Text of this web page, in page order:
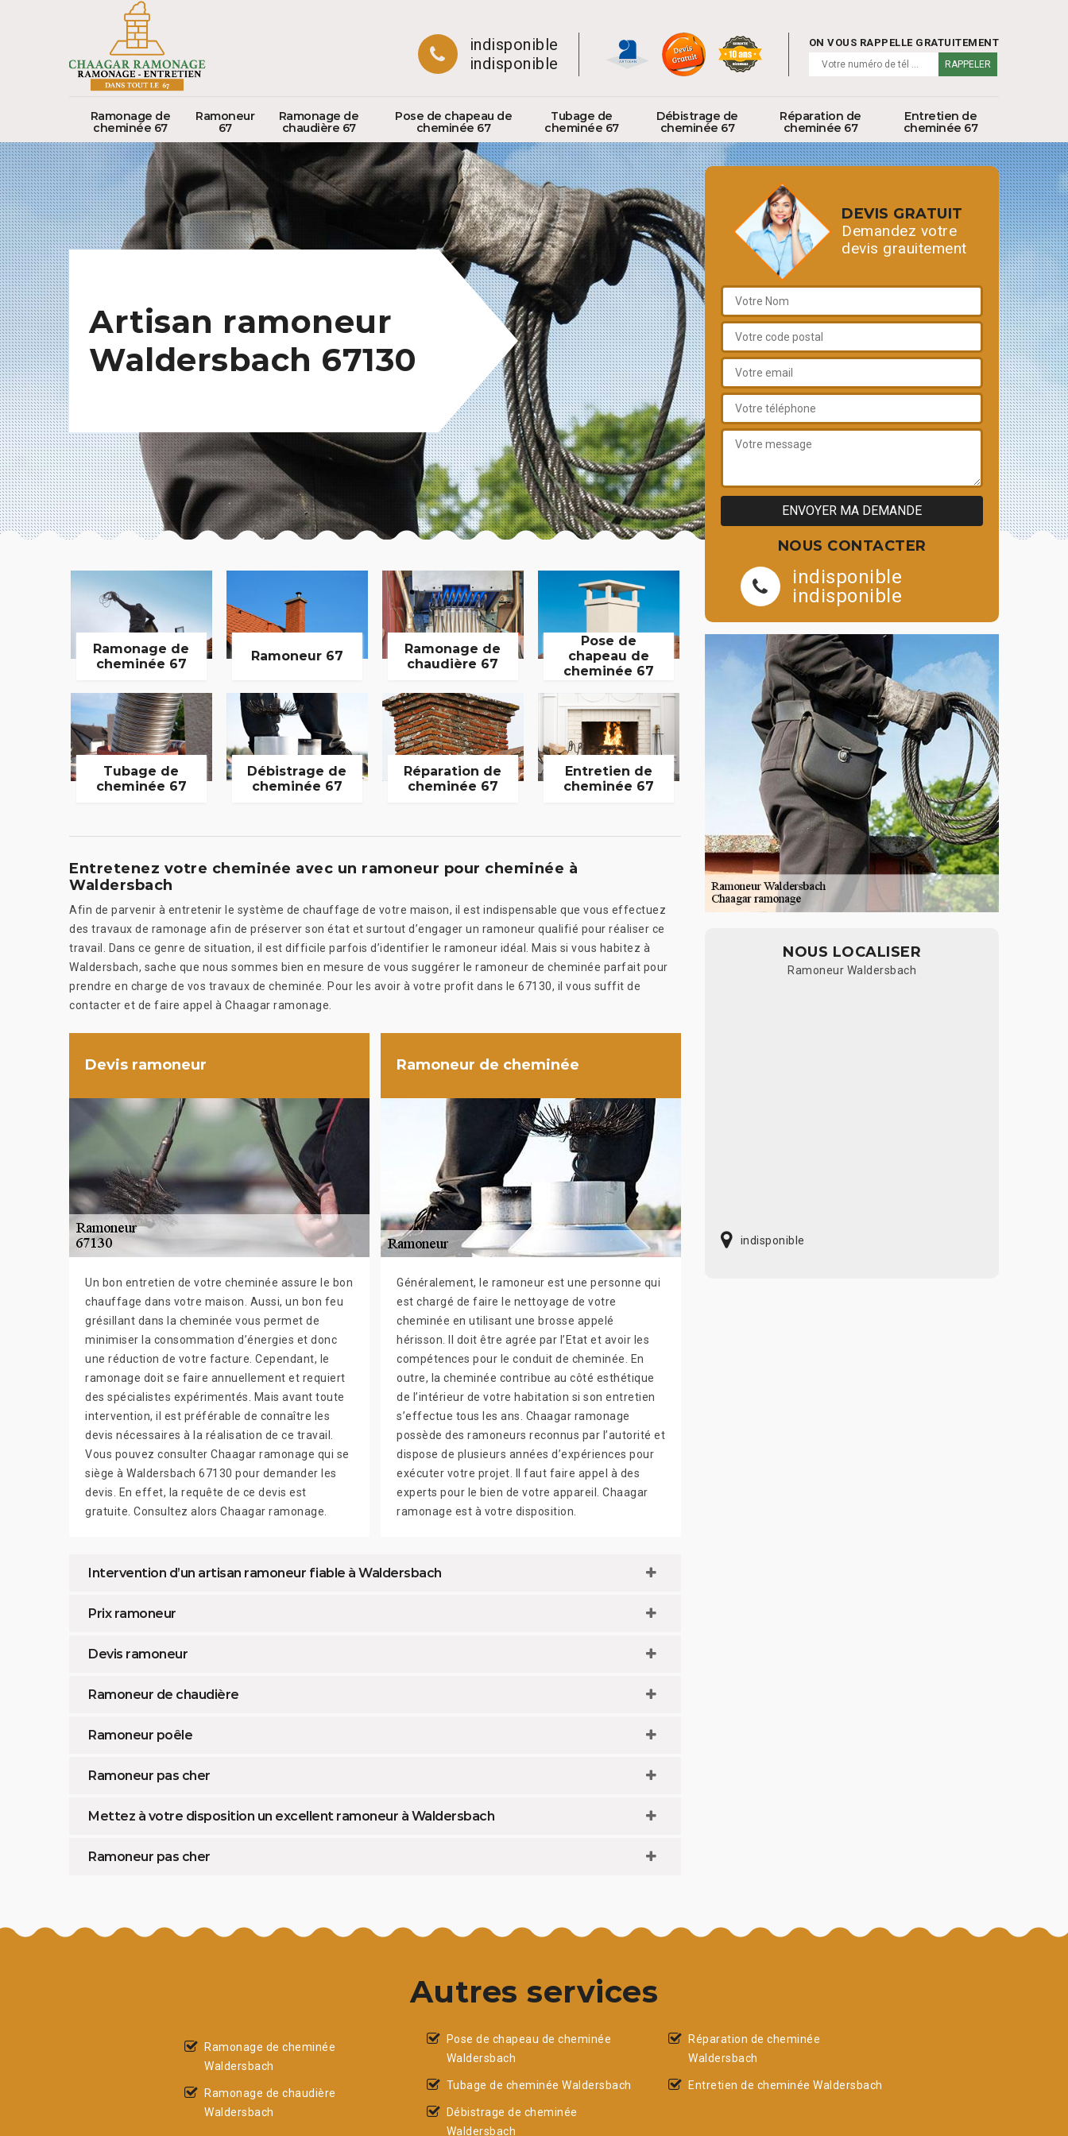
indisponible
indisponible
ON VOUS RAPPELLE GRATUITEMENT
Ramonage de
cheminée 67
Ramoneur
67
Ramonage de
chaudière 67
Pose de chapeau de
cheminée 67
Tubage de
cheminée 67
Débistrage de
cheminée 67
Réparation de
cheminée 67
Entretien de
cheminée 67
Artisan ramoneur
Waldersbach 67130
Ramonage de
cheminée 67
Ramoneur 67
Ramonage de
chaudière 67
Pose de
chapeau de
cheminée 67
Tubage de
cheminée 67
Débistrage de
cheminée 67
Réparation de
cheminée 67
Entretien de
cheminée 67
Entretenez votre cheminée avec un ramoneur pour cheminée à
Waldersbach
Afin de parvenir à entretenir le système de chauffage de votre maison, il est indispensable que vous effectuez
des travaux de ramonage afin de préserver son état et surtout d’engager un ramoneur qualifié pour réaliser ce
travail. Dans ce genre de situation, il est difficile parfois d’identifier le ramoneur idéal. Mais si vous habitez à
Waldersbach, sache que nous sommes bien en mesure de vous suggérer le ramoneur de cheminée parfait pour
prendre en charge de vos travaux de cheminée. Pour les avoir à votre profit dans le 67130, il vous suffit de
contacter et de faire appel à Chaagar ramonage.
Devis ramoneur
Un bon entretien de votre cheminée assure le bon
chauffage dans votre maison. Aussi, un bon feu
grésillant dans la cheminée vous permet de
minimiser la consommation d’énergies et donc
une réduction de votre facture. Cependant, le
ramonage doit se faire annuellement et requiert
des spécialistes expérimentés. Mais avant toute
intervention, il est préférable de connaître les
devis nécessaires à la réalisation de ce travail.
Vous pouvez consulter Chaagar ramonage qui se
siège à Waldersbach 67130 pour demander les
devis. En effet, la requête de ce devis est
gratuite. Consultez alors Chaagar ramonage.
Ramoneur de cheminée
Généralement, le ramoneur est une personne qui
est chargé de faire le nettoyage de votre
cheminée en utilisant une brosse appelé
hérisson. Il doit être agrée par l’Etat et avoir les
compétences pour le conduit de cheminée. En
outre, la cheminée contribue au côté esthétique
de l’intérieur de votre habitation si son entretien
s’effectue tous les ans. Chaagar ramonage
possède des ramoneurs reconnus par l’autorité et
dispose de plusieurs années d’expériences pour
exécuter votre projet. Il faut faire appel à des
experts pour le bien de votre appareil. Chaagar
ramonage est à votre disposition.
Intervention d’un artisan ramoneur fiable à Waldersbach
Prix ramoneur
Devis ramoneur
Ramoneur de chaudière
Ramoneur poêle
Ramoneur pas cher
Mettez à votre disposition un excellent ramoneur à Waldersbach
Ramoneur pas cher
DEVIS GRATUIT
Demandez votre
devis grauitement
NOUS CONTACTER
indisponible
indisponible
NOUS LOCALISER
Ramoneur Waldersbach
indisponible
Autres services
Ramonage de cheminée
Waldersbach
Ramonage de chaudière
Waldersbach
Pose de chapeau de cheminée
Waldersbach
Tubage de cheminée Waldersbach
Débistrage de cheminée
Waldersbach
Réparation de cheminée
Waldersbach
Entretien de cheminée Waldersbach